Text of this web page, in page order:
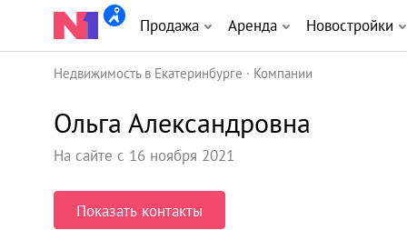
Продажа Аренда Новостройки
Недвижимость в Екатеринбурге Компании
Ольга Александровна
На сайте с 16 ноября 2021
Показать контакты